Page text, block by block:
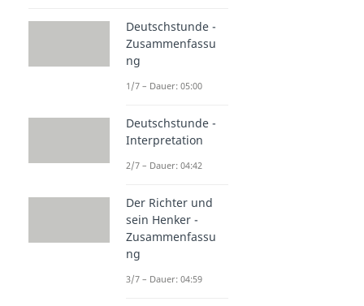
Deutschstunde -
Zusammenfassu
ng
1/7 – Dauer: 05:00
Deutschstunde -
Interpretation
2/7 – Dauer: 04:42
Der Richter und
sein Henker -
Zusammenfassu
ng
3/7 – Dauer: 04:59